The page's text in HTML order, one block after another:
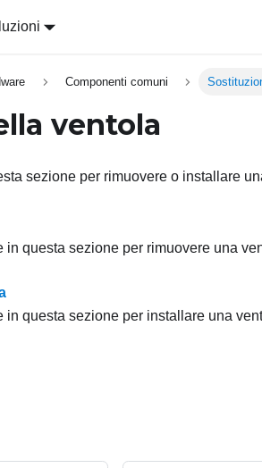
Componenti comuni
ventola
sezione per rimuovere o installare
in questa sezione per rimuovere una
in questa sezione per installare una